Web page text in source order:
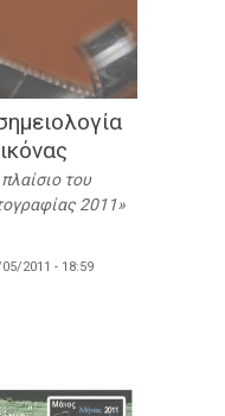
του
2011
2011 - 18:59